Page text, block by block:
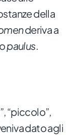
della
deriva a
paulus.
“piccolo”,
dato agli